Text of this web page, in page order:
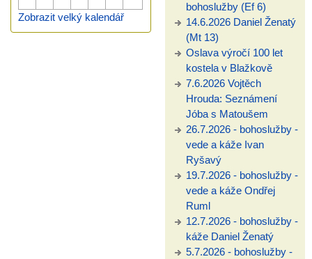
Zobrazit velký kalendář
bohoslužby (Ef 6)
14.6.2026 Daniel Ženatý
(Mt 13)
Oslava výročí 100 let
kostela v Blažkově
7.6.2026 Vojtěch
Hrouda: Seznámení
Jóba s Matoušem
26.7.2026 - bohoslužby -
vede a káže Ivan
Ryšavý
19.7.2026 - bohoslužby -
vede a káže Ondřej
Ruml
12.7.2026 - bohoslužby -
káže Daniel Ženatý
5.7.2026 - bohoslužby -